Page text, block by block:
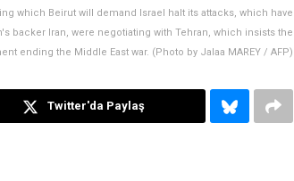
which Beirut will demand Israel halt its attacks, which have
backer Iran, were negotiating with Tehran, which insists the
ending the Middle East war. (Photo by Jalaa MAREY / AFP)
Twitter'da Paylaş